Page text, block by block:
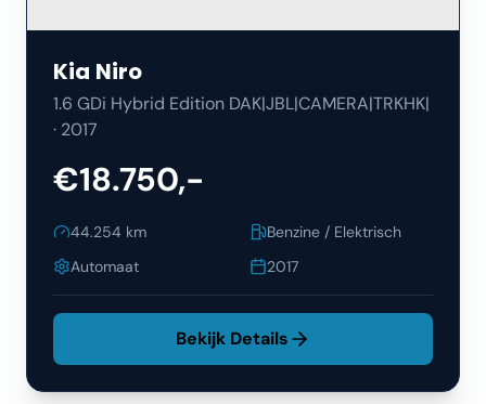
Kia Niro
1.6 GDi Hybrid Edition DAK|JBL|CAMERA|TRKHK|
· 2017
€18.750,-
44.254 km
Benzine / Elektrisch
Automaat
2017
Bekijk Details